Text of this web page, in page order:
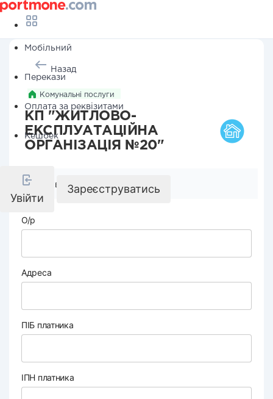
Мобільний
Перекази
Оплата за реквізитами
Кешбек
Увійти
Зареєструватись
Назад
Комунальні послуги
КП "ЖИТЛОВО-
ЕКСПЛУАТАЦІЙНА
ОРГАНІЗАЦІЯ №20"
Реквізити компанії
О/р
Адреса
ПІБ платника
ІПН платника